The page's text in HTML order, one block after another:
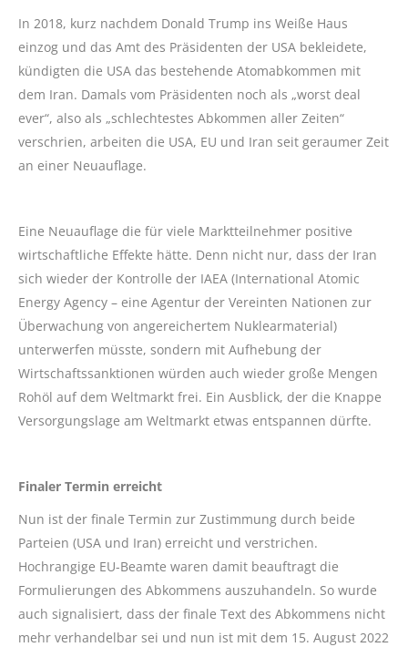
In 2018, kurz nachdem Donald Trump ins Weiße Haus
einzog und das Amt des Präsidenten der USA bekleidete,
kündigten die USA das bestehende Atomabkommen mit
dem Iran. Damals vom Präsidenten noch als „worst deal
ever“, also als „schlechtestes Abkommen aller Zeiten“
verschrien, arbeiten die USA, EU und Iran seit geraumer Zeit
an einer Neuauflage.
Eine Neuauflage die für viele Marktteilnehmer positive
wirtschaftliche Effekte hätte. Denn nicht nur, dass der Iran
sich wieder der Kontrolle der IAEA (International Atomic
Energy Agency – eine Agentur der Vereinten Nationen zur
Überwachung von angereichertem Nuklearmaterial)
unterwerfen müsste, sondern mit Aufhebung der
Wirtschaftssanktionen würden auch wieder große Mengen
Rohöl auf dem Weltmarkt frei. Ein Ausblick, der die Knappe
Versorgungslage am Weltmarkt etwas entspannen dürfte.
Finaler Termin erreicht
Nun ist der finale Termin zur Zustimmung durch beide
Parteien (USA und Iran) erreicht und verstrichen.
Hochrangige EU-Beamte waren damit beauftragt die
Formulierungen des Abkommens auszuhandeln. So wurde
auch signalisiert, dass der finale Text des Abkommens nicht
mehr verhandelbar sei und nun ist mit dem 15. August 2022